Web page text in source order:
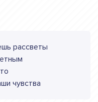
рассветы
чувства